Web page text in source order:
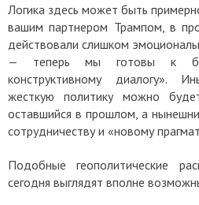
Логика здесь может быть
вашим партнером Трампом, в
действовали слишком
— теперь мы готовы к
конструктивному диалогу».
жесткую политику можно
оставшийся в прошлом, а
сотрудничеству и «новому
Подобные геополитические
сегодня выглядят вполне